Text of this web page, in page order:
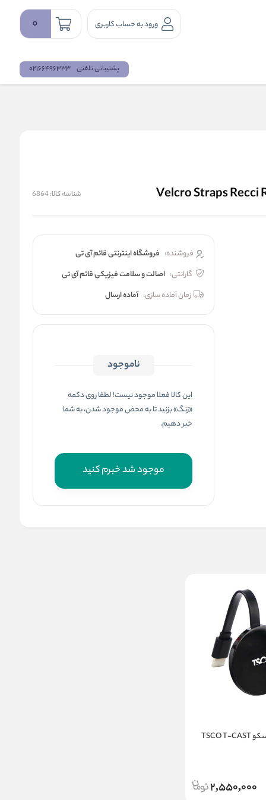
ورود به حساب کاربری 0
پشتیبانی تلفنی 02166496333
شناسه کالا:6864
فروشنده: فروشگاه اینترنتی قائم آی تی
گارانتی: اصالت و سلامت فیزیکی قائم آی تی
زمان آماده سازی: آماده ارسال
ناموجود
این کالا فعلا موجود نیست! لطفا روی دکمه
«زنگ» بزنید تا به محض موجود شدن، به شما
خبر دهیم.
موجود شد خبرم کنید
دانگل HDMI تسکو TSCO T-CAST
2,550,000